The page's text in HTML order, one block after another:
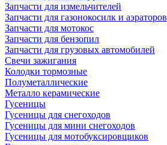
Запчасти для измельчителей
Запчасти для газонокосилк и аэраторов
Запчасти для мотокос
Запчасти для бензопил
Запчасти для грузовых автомобилей
Свечи зажигания
Колодки тормозные
Полуметаллические
Металло керамические
Гусеницы
Гусеницы для снегоходов
Гусеницы для мини снегоходов
Гусеницы для мотобуксировщиков